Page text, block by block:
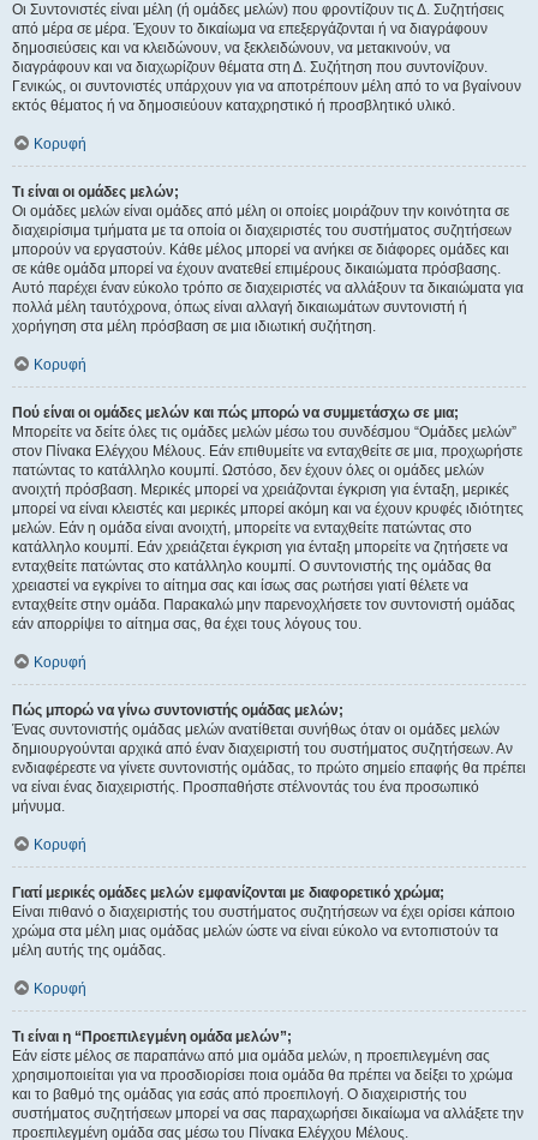
Οι Συντονιστές είναι μέλη (ή ομάδες μελών) που φροντίζουν τις Δ. Συζητήσεις
από μέρα σε μέρα. Έχουν το δικαίωμα να επεξεργάζονται ή να διαγράφουν
δημοσιεύσεις και να κλειδώνουν, να ξεκλειδώνουν, να μετακινούν, να
διαγράφουν και να διαχωρίζουν θέματα στη Δ. Συζήτηση που συντονίζουν.
Γενικώς, οι συντονιστές υπάρχουν για να αποτρέπουν μέλη από το να βγαίνουν
εκτός θέματος ή να δημοσιεύουν καταχρηστικό ή προσβλητικό υλικό.
Κορυφή
Τι είναι οι ομάδες μελών;
Οι ομάδες μελών είναι ομάδες από μέλη οι οποίες μοιράζουν την κοινότητα σε
διαχειρίσιμα τμήματα με τα οποία οι διαχειριστές του συστήματος συζητήσεων
μπορούν να εργαστούν. Κάθε μέλος μπορεί να ανήκει σε διάφορες ομάδες και
σε κάθε ομάδα μπορεί να έχουν ανατεθεί επιμέρους δικαιώματα πρόσβασης.
Αυτό παρέχει έναν εύκολο τρόπο σε διαχειριστές να αλλάξουν τα δικαιώματα για
πολλά μέλη ταυτόχρονα, όπως είναι αλλαγή δικαιωμάτων συντονιστή ή
χορήγηση στα μέλη πρόσβαση σε μια ιδιωτική συζήτηση.
Κορυφή
Πού είναι οι ομάδες μελών και πώς μπορώ να συμμετάσχω σε μια;
Μπορείτε να δείτε όλες τις ομάδες μελών μέσω του συνδέσμου “Ομάδες μελών”
στον Πίνακα Ελέγχου Μέλους. Εάν επιθυμείτε να ενταχθείτε σε μια, προχωρήστε
πατώντας το κατάλληλο κουμπί. Ωστόσο, δεν έχουν όλες οι ομάδες μελών
ανοιχτή πρόσβαση. Μερικές μπορεί να χρειάζονται έγκριση για ένταξη, μερικές
μπορεί να είναι κλειστές και μερικές μπορεί ακόμη και να έχουν κρυφές ιδιότητες
μελών. Εάν η ομάδα είναι ανοιχτή, μπορείτε να ενταχθείτε πατώντας στο
κατάλληλο κουμπί. Εάν χρειάζεται έγκριση για ένταξη μπορείτε να ζητήσετε να
ενταχθείτε πατώντας στο κατάλληλο κουμπί. Ο συντονιστής της ομάδας θα
χρειαστεί να εγκρίνει το αίτημα σας και ίσως σας ρωτήσει γιατί θέλετε να
ενταχθείτε στην ομάδα. Παρακαλώ μην παρενοχλήσετε τον συντονιστή ομάδας
εάν απορρίψει το αίτημα σας, θα έχει τους λόγους του.
Κορυφή
Πώς μπορώ να γίνω συντονιστής ομάδας μελών;
Ένας συντονιστής ομάδας μελών ανατίθεται συνήθως όταν οι ομάδες μελών
δημιουργούνται αρχικά από έναν διαχειριστή του συστήματος συζητήσεων. Αν
ενδιαφέρεστε να γίνετε συντονιστής ομάδας, το πρώτο σημείο επαφής θα πρέπει
να είναι ένας διαχειριστής. Προσπαθήστε στέλνοντάς του ένα προσωπικό
μήνυμα.
Κορυφή
Γιατί μερικές ομάδες μελών εμφανίζονται με διαφορετικό χρώμα;
Είναι πιθανό ο διαχειριστής του συστήματος συζητήσεων να έχει ορίσει κάποιο
χρώμα στα μέλη μιας ομάδας μελών ώστε να είναι εύκολο να εντοπιστούν τα
μέλη αυτής της ομάδας.
Κορυφή
Τι είναι η “Προεπιλεγμένη ομάδα μελών”;
Εάν είστε μέλος σε παραπάνω από μια ομάδα μελών, η προεπιλεγμένη σας
χρησιμοποιείται για να προσδιορίσει ποια ομάδα θα πρέπει να δείξει το χρώμα
και το βαθμό της ομάδας για εσάς από προεπιλογή. Ο διαχειριστής του
συστήματος συζητήσεων μπορεί να σας παραχωρήσει δικαίωμα να αλλάξετε την
προεπιλεγμένη ομάδα σας μέσω του Πίνακα Ελέγχου Μέλους.